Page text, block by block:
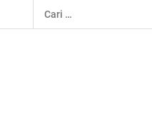
Cari
untuk: